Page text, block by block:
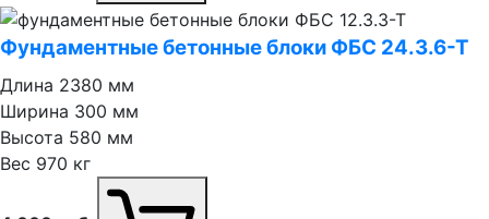
Фундаментные бетонные блоки ФБС 24.3.6⁠-⁠Т
Длина 2380 мм
Ширина 300 мм
Высота 580 мм
Вес 970 кг